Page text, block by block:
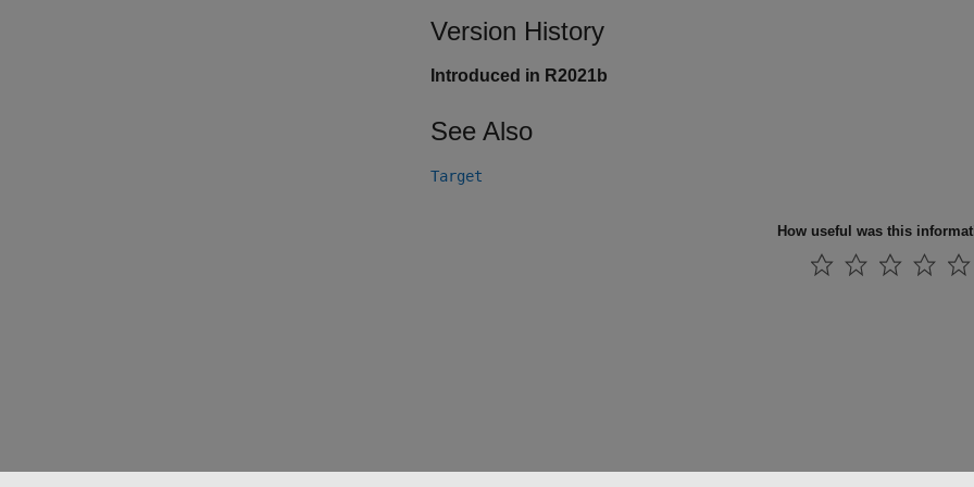
Version History
Introduced in R2021b
See Also
Target
How useful was this